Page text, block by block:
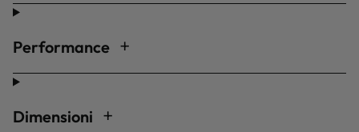
Performance
Dimensioni